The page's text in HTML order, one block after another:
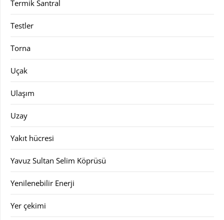
Termik Santral
Testler
Torna
Uçak
Ulaşım
Uzay
Yakıt hücresi
Yavuz Sultan Selim Köprüsü
Yenilenebilir Enerji
Yer çekimi